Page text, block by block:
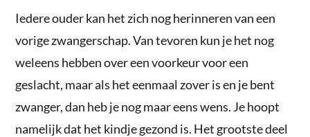
Iedere ouder kan het zich nog herinneren van een
vorige zwangerschap. Van tevoren kun je het nog
weleens hebben over een voorkeur voor een
geslacht, maar als het eenmaal zover is en je bent
zwanger, dan heb je nog maar eens wens. Je hoopt
namelijk dat het kindje gezond is. Het grootste deel